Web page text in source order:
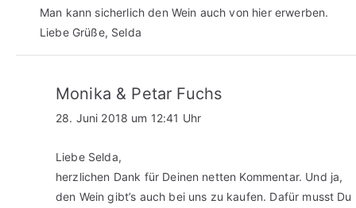
Man kann sicherlich den Wein auch von hier erwerben.
Liebe Grüße, Selda
Monika & Petar Fuchs
28. Juni 2018 um 12:41 Uhr
Liebe Selda,
herzlichen Dank für Deinen netten Kommentar. Und ja,
den Wein gibt’s auch bei uns zu kaufen. Dafür musst Du